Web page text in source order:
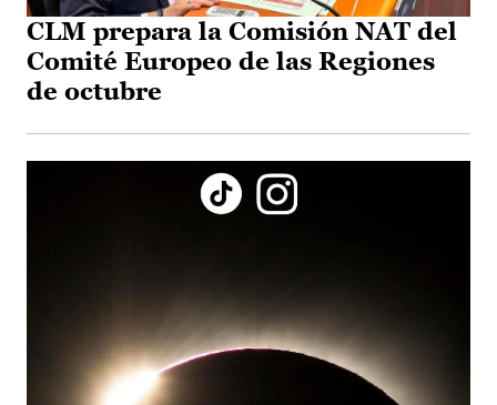
CLM prepara la Comisión NAT del
Comité Europeo de las Regiones
de octubre